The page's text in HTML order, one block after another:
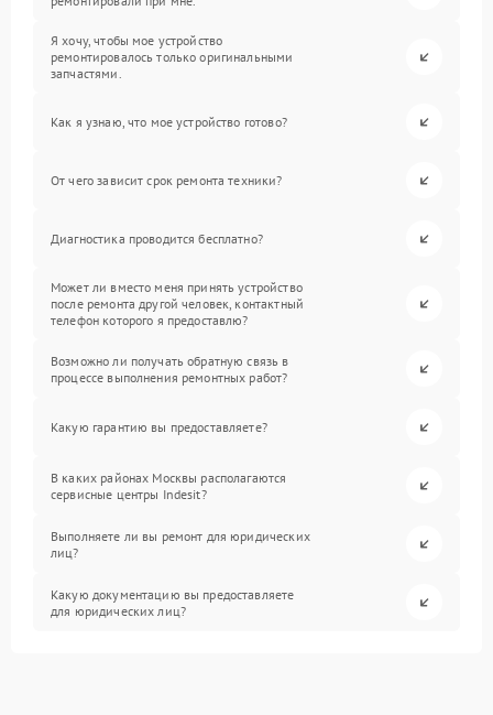
Я хочу, чтобы мое устройство
ремонтировалось только оригинальными
запчастями.
Как я узнаю, что мое устройство готово?
От чего зависит срок ремонта техники?
Диагностика проводится бесплатно?
Может ли вместо меня принять устройство
после ремонта другой человек, контактный
телефон которого я предоставлю?
Возможно ли получать обратную связь в
процессе выполнения ремонтных работ?
Какую гарантию вы предоставляете?
В каких районах Москвы располагаются
сервисные центры Indesit?
Выполняете ли вы ремонт для юридических
лиц?
Какую документацию вы предоставляете
для юридических лиц?